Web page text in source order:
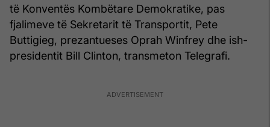
të Konventës Kombëtare Demokratike, pas
fjalimeve të Sekretarit të Transportit, Pete
Buttigieg, prezantueses Oprah Winfrey dhe ish-
presidentit Bill Clinton, transmeton Telegrafi.